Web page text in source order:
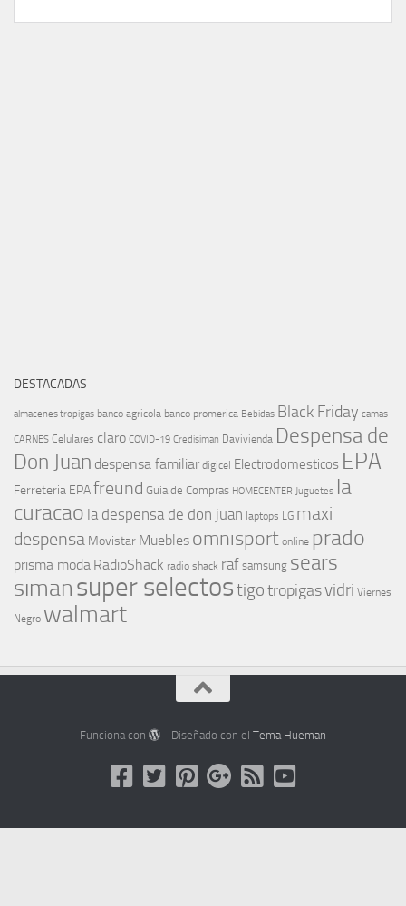
DESTACADAS
almacenes tropigas banco agricola banco promerica Bebidas Black Friday camas
CARNES Celulares claro COVID-19 Credisiman Davivienda Despensa de
Don Juan despensa familiar digicel Electrodomesticos EPA
Ferreteria EPAfreund Guia de Compras HOMECENTER Juguetes la
curacao la despensa de don juan laptops LG maxi
despensa Movistar Muebles omnisport online prado
prisma moda RadioShack radio shack raf samsung sears
simansuper selectostigotropigasvidri Viernes
Negro walmart
Funciona con - Diseñado con elTema Hueman